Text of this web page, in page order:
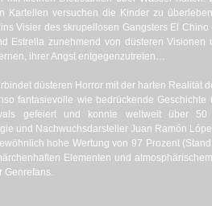
Kartellen versuchen die Kinder zu
Visier des skrupellosen Gangsters El
Estrella zunehmend von düsteren Visionen
ihrer Angst entgegenzutreten…
düsteren Horror mit der harten Realität
fantasievolle wie bedrückende Geschichte
gefeiert und konnte weltweit über
und Nachwuchsdarsteller Juan Ramón
hohe Wertung von 97 Prozent
Elementen und
Genrefans.